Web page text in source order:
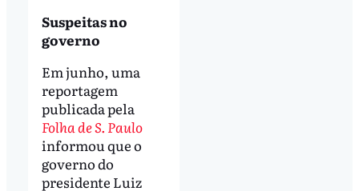
Suspeitas no
governo
Em junho, uma
reportagem
publicada pela
Folha de S. Paulo
informou que o
governo do
presidente Luiz